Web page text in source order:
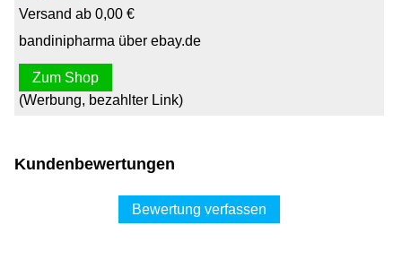
Versand ab 0,00 €
bandinipharma über ebay.de
Zum Shop
(Werbung, bezahlter Link)
Kundenbewertungen
Bewertung verfassen